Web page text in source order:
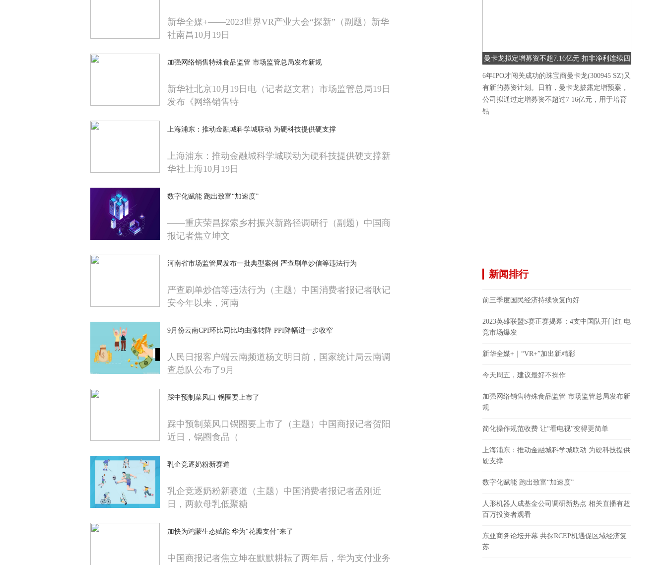
新华全媒+——2023世界VR产业大会“探新”（副题）新华
社南昌10月19日
加强网络销售特殊食品监管 市场监管总局发布新规
新华社北京10月19日电（记者赵文君）市场监管总局19日
发布《网络销售特
上海浦东：推动金融城科学城联动 为硬科技提供硬支撑
上海浦东：推动金融城科学城联动为硬科技提供硬支撑新
华社上海10月19日
数字化赋能 跑出致富“加速度”
——重庆荣昌探索乡村振兴新路径调研行（副题）中国商
报记者焦立坤文
河南省市场监管局发布一批典型案例 严查刷单炒信等违法行为
严查刷单炒信等违法行为（主题）中国消费者报记者耿记
安今年以来，河南
9月份云南CPI环比同比均由涨转降 PPI降幅进一步收窄
人民日报客户端云南频道杨文明日前，国家统计局云南调
查总队公布了9月
踩中预制菜风口 锅圈要上市了
踩中预制菜风口锅圈要上市了（主题）中国商报记者贺阳
近日，锅圈食品（
乳企竞逐奶粉新赛道
乳企竞逐奶粉新赛道（主题）中国消费者报记者孟刚近
日，两款母乳低聚糖
加快为鸿蒙生态赋能 华为“花瓣支付”来了
中国商报记者焦立坤在默默耕耘了两年后，华为支付业务
曼卡龙拟定增募资不超7.16亿元 扣非净利连续四
季度下降
6年IPO才闯关成功的珠宝商曼卡龙(300945 SZ)又
有新的募资计划。日前，曼卡龙披露定增预案，
公司拟通过定增募资不超过7 16亿元，用于培育
钻
新闻排行
前三季度国民经济持续恢复向好
2023英雄联盟S赛正赛揭幕：4支中国队开门红 电
竞市场爆发
新华全媒+｜“VR+”加出新精彩
今天周五，建议最好不操作
加强网络销售特殊食品监管 市场监管总局发布新
规
简化操作规范收费 让“看电视”变得更简单
上海浦东：推动金融城科学城联动 为硬科技提供
硬支撑
数字化赋能 跑出致富“加速度”
人形机器人成基金公司调研新热点 相关直播有超
百万投资者观看
东亚商务论坛开幕 共探RCEP机遇促区域经济复
苏